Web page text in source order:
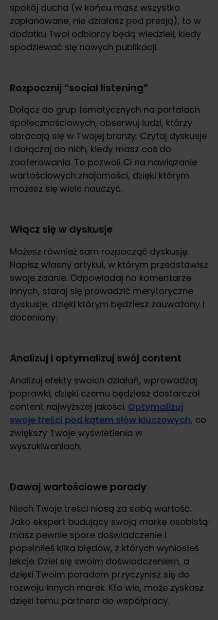
spokój ducha (w końcu masz wszystko
zaplanowane, nie działasz pod presją), to w
dodatku Twoi odbiorcy będą wiedzieli, kiedy
spodziewać się nowych publikacji.
Rozpocznij “social listening”
Dołącz do grup tematycznych na portalach
społecznościowych, obserwuj ludzi, którzy
obracają się w Twojej branży. Czytaj dyskusje
i dołączaj do nich, kiedy masz coś do
zaoferowania. To pozwoli Ci na nawiązanie
wartościowych znajomości, dzięki którym
możesz się wiele nauczyć.
Włącz się w dyskusje
Możesz również sam rozpocząć dyskusję.
Napisz własny artykuł, w którym przedstawisz
swoje zdanie. Odpowiadaj na komentarze
innych, staraj się prowadzić merytoryczne
dyskusje, dzięki którym będziesz zauważony i
doceniony.
Analizuj i optymalizuj swój content
Analizuj efekty swoich działań, wprowadzaj
poprawki, dzięki czemu będziesz dostarczał
content najwyższej jakości. Optymalizuj
swoje treści pod kątem słów kluczowych, co
zwiększy Twoje wyświetlenia w
wyszukiwaniach.
Dawaj wartościowe porady
Niech Twoje treści niosą za sobą wartość.
Jako ekspert budujący swoją markę osobistą
masz pewnie spore doświadczenie i
popełniłeś kilka błędów, z których wyniosłeś
lekcje. Dziel się swoim doświadczeniem, a
dzięki Twoim poradom przyczynisz się do
rozwoju innych marek. Kto wie, może zyskasz
dzięki temu partnera do współpracy.